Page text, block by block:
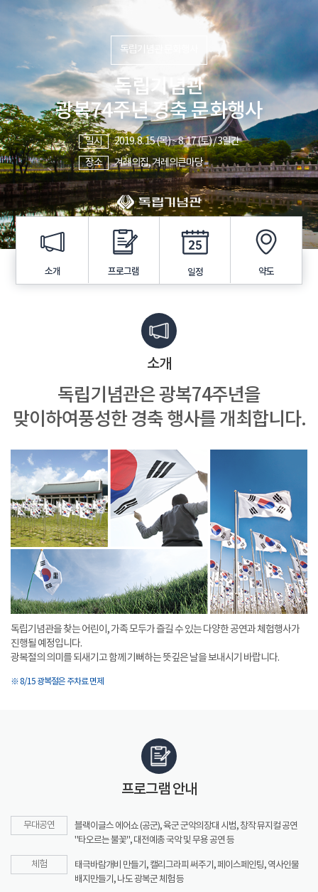
독립기념관 문화행사
독립기념관
광복74주년 경축 문화행사
일시
2019. 8. 15 (목) ~ 8. 17 (토) / 3일간
장소
겨레의집, 겨레의큰마당
소개 프로그램 일정 약도
소개
독립기념관은 광복74주년을
맞이하여 풍성한 경축 행사를 개최합니다.
독립기념관을 찾는 어린이, 가족 모두가 즐길 수 있는 다양한 공연과 체험행사가
진행될 예정입니다.
광복절의 의미를 되새기고 함께 기뻐하는 뜻깊은 날을 보내시기 바랍니다.
※ 8/15 광복절은 주차료 면제
프로그램 안내
무대공연
블랙이글스 에어쇼 (공군), 육군 군악의장대 시범, 창작 뮤지컬 공연
"타오르는 불꽃", 대전예총 국악 및 무용 공연 등
체험
태극바람개비 만들기, 캘리그라피 써주기, 페이스페인팅, 역사인물
배지만들기, 나도 광복군 체험 등